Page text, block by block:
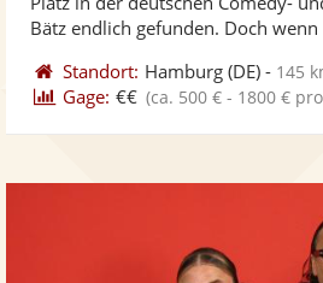
Bätz endlich gefunden. Doch wenn
Standort: Hamburg (DE) - 145
Gage: €€ (ca. 500 € - 1800 €